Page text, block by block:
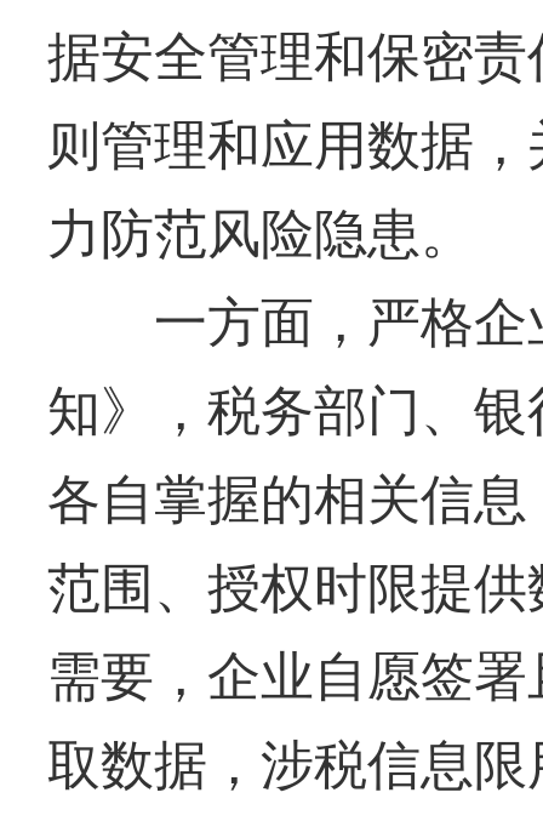
据安全管理和保密
则管理和应用数据
力防范风险隐患。
一方面，严格企
知》，税务部门、
各自掌握的相关信
范围、授权时限提
需要，企业自愿签
取数据，涉税信息